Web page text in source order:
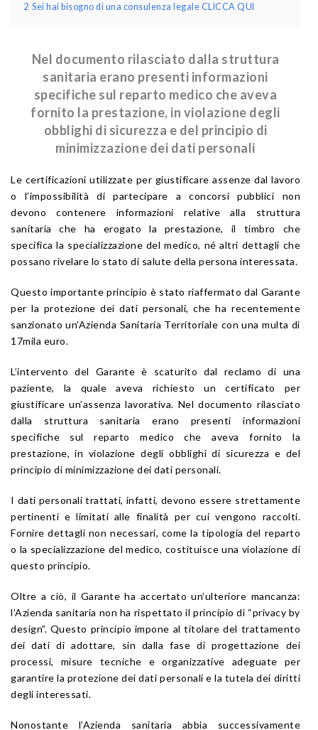
2 Sei hai bisogno di una consulenza legale CLICCA QUI
Nel documento rilasciato dalla struttura
sanitaria erano presenti informazioni
specifiche sul reparto medico che aveva
fornito la prestazione, in violazione degli
obblighi di sicurezza e del principio di
minimizzazione dei dati personali
Le certificazioni utilizzate per giustificare assenze dal lavoro
o l’impossibilità di partecipare a concorsi pubblici non
devono contenere informazioni relative alla struttura
sanitaria che ha erogato la prestazione, il timbro che
specifica la specializzazione del medico, né altri dettagli che
possano rivelare lo stato di salute della persona interessata.
Questo importante principio è stato riaffermato dal Garante
per la protezione dei dati personali, che ha recentemente
sanzionato un’Azienda Sanitaria Territoriale con una multa di
17mila euro.
L’intervento del Garante è scaturito dal reclamo di una
paziente, la quale aveva richiesto un certificato per
giustificare un’assenza lavorativa. Nel documento rilasciato
dalla struttura sanitaria erano presenti informazioni
specifiche sul reparto medico che aveva fornito la
prestazione, in violazione degli obblighi di sicurezza e del
principio di minimizzazione dei dati personali.
I dati personali trattati, infatti, devono essere strettamente
pertinenti e limitati alle finalità per cui vengono raccolti.
Fornire dettagli non necessari, come la tipologia del reparto
o la specializzazione del medico, costituisce una violazione di
questo principio.
Oltre a ciò, il Garante ha accertato un’ulteriore mancanza:
l’Azienda sanitaria non ha rispettato il principio di “privacy by
design”. Questo principio impone al titolare del trattamento
dei dati di adottare, sin dalla fase di progettazione dei
processi, misure tecniche e organizzative adeguate per
garantire la protezione dei dati personali e la tutela dei diritti
degli interessati.
Nonostante l’Azienda sanitaria abbia successivamente